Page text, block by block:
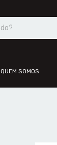
QUEM SOMOS